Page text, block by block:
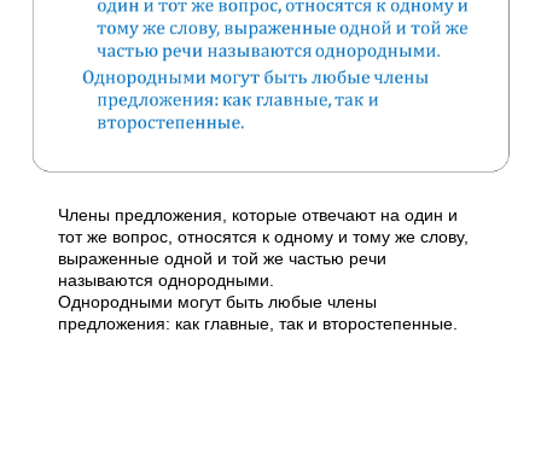
Члены предложения, которые отвечают на один и
тот же вопрос, относятся к одному и тому же слову,
выраженные одной и той же частью речи
называются однородными.
Однородными могут быть любые члены
предложения: как главные, так и второстепенные.